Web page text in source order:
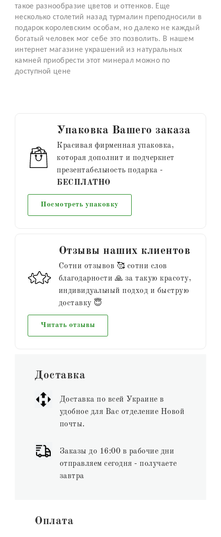
такое разнообразие цветов и оттенков. Еще
несколько столетий назад турмалин преподносили в
подарок королевским особам, но далеко не каждый
богатый человек мог себе это позволить. В нашем
интернет магазине украшений из натуральных
камней приобрести этот минерал можно по
доступной цене
Упаковка Вашего заказа
Красивая фирменная упаковка,
которая дополнит и подчеркнет
презентабельность подарка -
БЕСПЛАТНО
Посмотреть упаковку
Отзывы наших клиентов
Сотни отзывов 🥰 сотни слов
благодарности 🙏 за такую красоту,
индивидуальный подход и быструю
доставку 😇
Читать отзывы
Доставка
Доставка по всей Украине в
удобное для Вас отделение Новой
почты.
Заказы до 16:00 в рабочие дни
отправляем сегодня - получаете
завтра
Оплата